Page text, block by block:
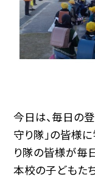
今日は、毎日の
守り隊」の皆様
り隊の皆様が毎
本校の子どもた